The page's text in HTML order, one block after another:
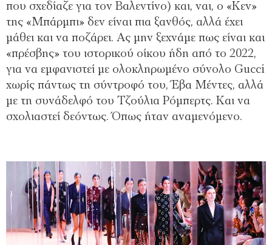
που σχεδίαζε για τον Βαλεντίνο) και, ναι, ο «Κεν»
της «Μπάρμπι» δεν είναι πια ξανθός, αλλά έχει
μάθει και να ποζάρει. Ας μην ξεχνάμε πως είναι και
«πρέσβης» του ιστορικού οίκου ήδη από το 2022,
για να εμφανιστεί με ολοκληρωμένο σύνολο Gucci
χωρίς πάντως τη σύντροφό του, Έβα Μέντες, αλλά
με τη συνάδελφό του Τζούλια Ρόμπερτς. Και να
σχολιαστεί δεόντως. Όπως ήταν αναμενόμενο.